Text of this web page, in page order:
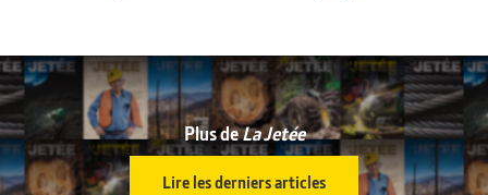
Plus deLa Jetée
Lire les derniers articles